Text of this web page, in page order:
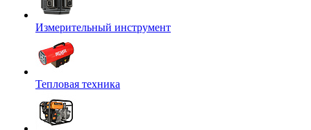
Измерительный инструмент
Тепловая техника